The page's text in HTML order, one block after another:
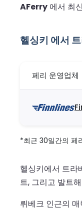
AFerry 에서 최
헬싱키 에서
페리 운영업체
*최근 30일간의 페
헬싱키에서 트라
트, 그리고 발트
뤼베크 인근의